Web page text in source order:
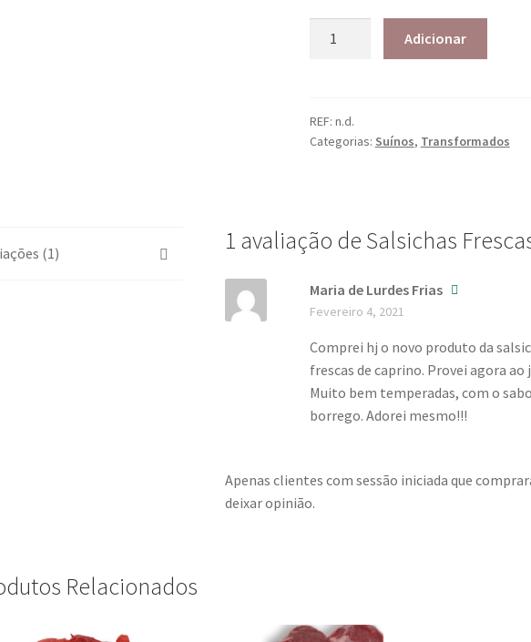
Adicionar
REF: n.d.
Categorias: Suínos, Transformados
(1) 1 avaliação de Salsichas
Maria de Lurdes Frias
Fevereiro 4, 2021
Comprei hj o novo produto da
frescas de caprino. Provei agora ao
Muito bem temperadas, com o
borrego. Adorei mesmo!!!
Apenas clientes com sessão iniciada que
deixar opinião.
Relacionados